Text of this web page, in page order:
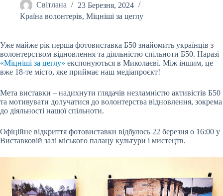
Світлана
23 Березня, 2024
Країна волонтерів, Міцніші за цеглу
Уже майже рік перша фотовиставка Б50 знайомить українців з
волонтерством відновлення та діяльністю спільноти Б50. Наразі
«Міцніші за цеглу» експонуються в Миколаєві. Між іншим, це
вже 18-те місто, яке приймає наш медіапроєкт!
Мета виставки – надихнути глядачів незламністю активістів Б50
та мотивувати долучатися до волонтерства відновлення, зокрема
до діяльності нашої спільноти.
Офіційне відкриття фотовиставки відбулось 22 березня о 16:00 у
Виставковій залі міського палацу культури і мистецтв.